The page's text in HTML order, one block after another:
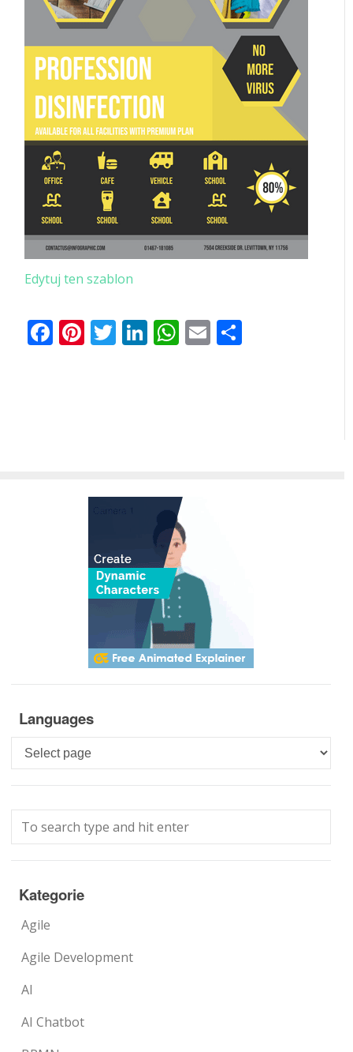
Edytuj ten szablon
Facebook
Pinterest
Twitter
LinkedIn
WhatsApp
Email
Languages
Languages
Kategorie
Agile
Agile Development
AI
AI Chatbot